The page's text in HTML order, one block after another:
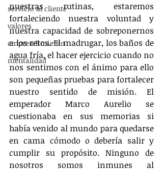
servicio al cliente
valores
emprendimiento
mentalidad
nuestras rutinas, estaremos
fortaleciendo nuestra voluntad y
nuestra capacidad de sobreponernos
a los retos. El madrugar, los baños de
agua fría, el hacer ejercicio cuando no
nos sentimos con el ánimo para ello
son pequeñas pruebas para fortalecer
nuestro sentido de misión. El
emperador Marco Aurelio se
cuestionaba en sus memorias si
había venido al mundo para quedarse
en cama cómodo o debería salir y
cumplir su propósito. Ninguno de
nosotros somos inmunes al